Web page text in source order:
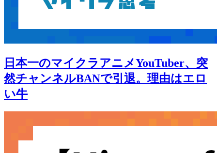
日本一のマイクラアニメYouTuber、突
然チャンネルBANで引退。理由はエロ
い牛